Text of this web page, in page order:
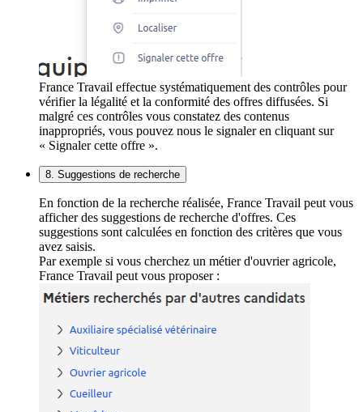
France Travail effectue systématiquement des contrôles pour
vérifier la légalité et la conformité des offres diffusées. Si
malgré ces contrôles vous constatez des contenus
inappropriés, vous pouvez nous le signaler en cliquant sur
« Signaler cette offre ».
8. Suggestions de recherche
En fonction de la recherche réalisée, France Travail peut vous
afficher des suggestions de recherche d'offres. Ces
suggestions sont calculées en fonction des critères que vous
avez saisis.
Par exemple si vous cherchez un métier d'ouvrier agricole,
France Travail peut vous proposer :